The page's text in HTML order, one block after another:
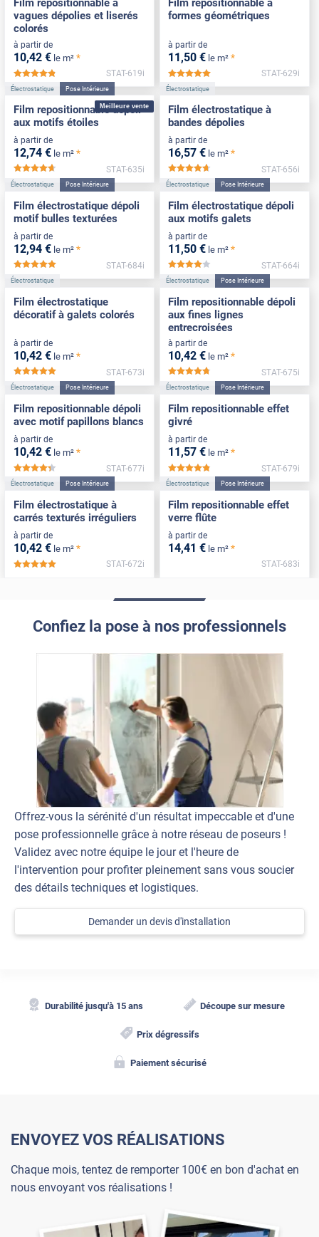
Film repositionnable à
vagues dépolies et liserés
colorés
à partir de
10,42 € le m² *
*****
STAT-619i
Film repositionnable à
formes géométriques
à partir de
11,50 € le m² *
STAT-629i
Meilleure vente
Électrostatique Pose Intérieure
Film repositionnable dépoli
aux motifs étoiles
à partir de
12,74 € le m² *
*****
STAT-635i
Électrostatique
Film électrostatique à
bandes dépolies
à partir de
16,57 € le m² *
*****
STAT-656i
Électrostatique Pose Intérieure
Film électrostatique dépoli
motif bulles texturées
à partir de
12,94 € le m² *
STAT-684i
Électrostatique Pose Intérieure
Film électrostatique dépoli
aux motifs galets
à partir de
11 ,50 € le m² *
*****
STAT-664i
Électrostatique
Film électrostatique
décoratif à galets colorés
à partir de
10,42 € le m² *
STAT-673i
Électrostatique Pose Intérieure
Film repositionnable dépoli
aux fines lignes
entrecroisées
à partir de
10,42 € le m² *
*****
STAT-675i
Électrostatique Pose Intérieure
Film repositionnable dépoli
avec motif papillons blancs
à partir de
10,42 € le m² *
*****
STAT-677i
Électrostatique Pose Intérieure
Film repositionnable effet
givré
à partir de
11,57 € le m² *
*****
STAT-679i
Électrostatique Pose Intérieure
Film électrostatique à
carrés texturés irréguliers
à partir de
10,42 € le m² *
*****
STAT-672i
Électrostatique Pose Intérieure
Film repositionnable effet
verre flûte
à partir de
14,41 € le m² *
STAT-683i
Confiez la pose à nos professionnels
Offrez-vous la sérénité d'un résultat impeccable et d'une
pose professionnelle grâce à notre réseau de poseurs !
Validez avec notre équipe le jour et l'heure de
l'intervention pour profiter pleinement sans vous soucier
des détails techniques et logistiques.
Demander un devis d'installation
Durabilité jusqu'à 15 ans Découpe sur mesure
Prix dégressifs
Paiement sécurisé
ENVOYEZ VOS RÉALISATIONS
Chaque mois, tentez de remporter 100€ en bon d'achat en
nous envoyant vos réalisations !